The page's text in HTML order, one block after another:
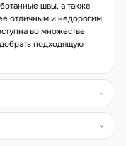
швы, а также
отличным и недорогим
во множестве
подходящую